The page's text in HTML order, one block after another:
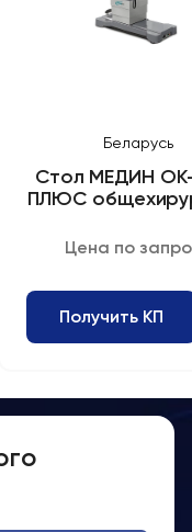
Стол МЕДИН
ПЛЮС
Беларусь
Цена по
Получить КП